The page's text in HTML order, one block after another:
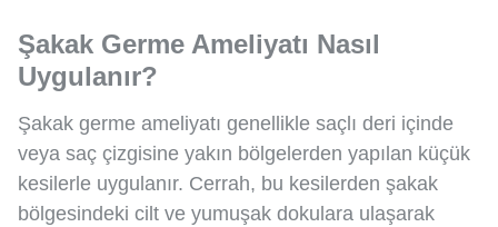
Şakak Germe Ameliyatı Nasıl
Uygulanır?
Şakak germe ameliyatı genellikle saçlı deri içinde
veya saç çizgisine yakın bölgelerden yapılan küçük
kesilerle uygulanır. Cerrah, bu kesilerden şakak
bölgesindeki cilt ve yumuşak dokulara ulaşarak